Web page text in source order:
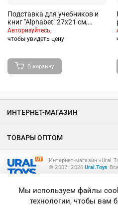
Подставка для учебников и
книг "Alphabet" 27x21 см,
металлическая окрашенная,
вес 600 г, вертикальная, с
рисунком, в пластиковом
пакете с европодвесом
Авторизуйтесь,
чтобы увидеть цену
В корзину
Интернет-магазин «Ural
© 2007–2026Ural.Toys
ИНТЕРНЕТ-МАГАЗИН
ТОВАРЫ ОПТОМ
Мы используем файлы
технологии, чтобы вам